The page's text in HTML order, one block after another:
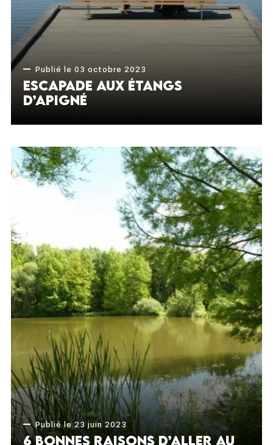
Publié le 03 octobre 2023
Escapade aux étangs
d’Apigné
Publié le 23 juin 2023
6 bonnes raisons d’aller au